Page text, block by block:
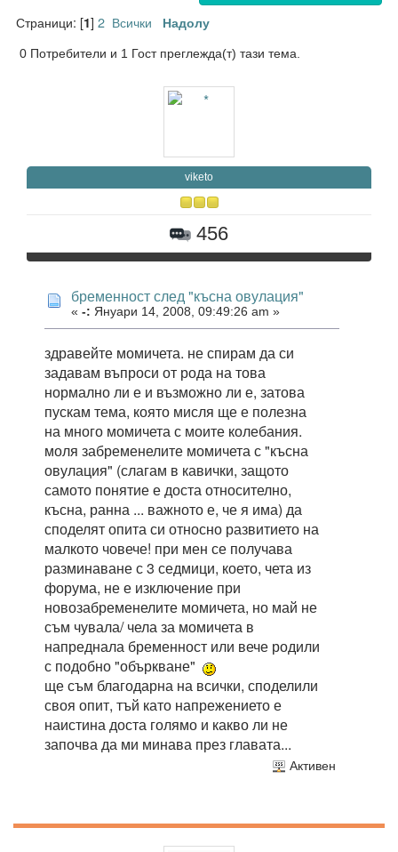
Страници: [1] 2 Всички Надолу
0 Потребители и 1 Гост преглежда(т) тази тема.
viketo
456
бременност след "късна овулация"
« -: Януари 14, 2008, 09:49:26 am »
здравейте момичета. не спирам да си
задавам въпроси от рода на това
нормално ли е и възможно ли е, затова
пускам тема, която мисля ще е полезна
на много момичета с моите колебания.
моля забременелите момичета с "късна
овулация" (слагам в кавички, защото
самото понятие е доста относително,
късна, ранна ... важното е, че я има) да
споделят опита си относно развитието на
малкото човече! при мен се получава
разминаване с 3 седмици, което, чета из
форума, не е изключение при
новозабременелите момичета, но май не
съм чувала/ чела за момичета в
напреднала бременност или вече родили
с подобно "объркване"
ще съм благодарна на всички, споделили
своя опит, тъй като напрежението е
наистина доста голямо и какво ли не
започва да ми минава през главата...
Активен